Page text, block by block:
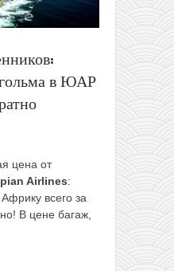
в ЮАР
цена от
Airlines:
всего за
В цене багаж,